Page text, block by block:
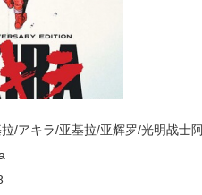
キラ/亚基拉/亚辉罗/光明战士